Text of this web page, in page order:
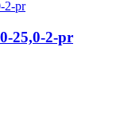
25,0-2-pr